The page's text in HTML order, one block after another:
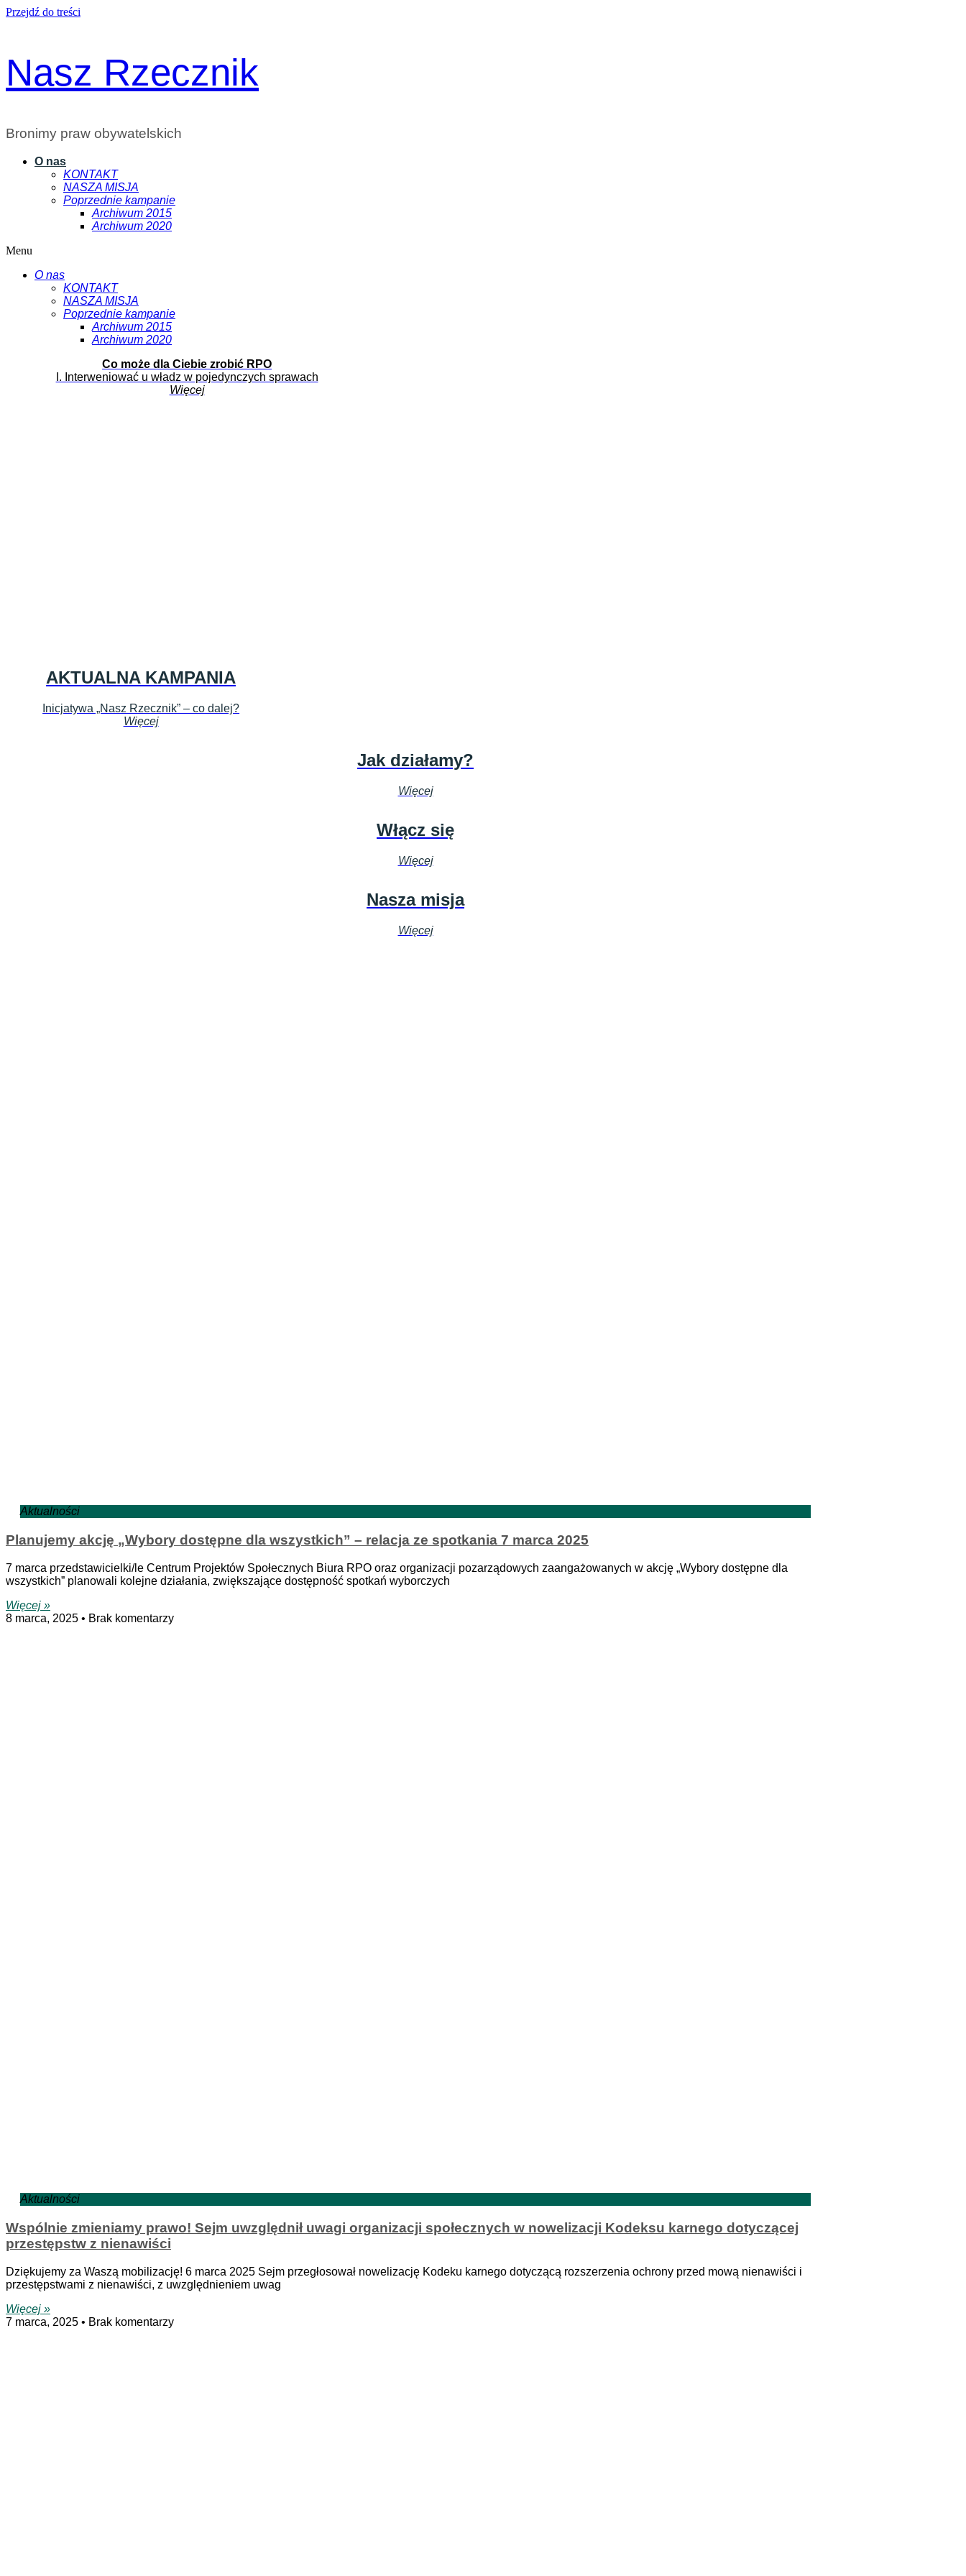
Przejdź do treści
Nasz Rzecznik
Bronimy praw obywatelskich
O nas
KONTAKT
NASZA MISJA
Poprzednie kampanie
Archiwum 2015
Archiwum 2020
Menu
O nas
KONTAKT
NASZA MISJA
Poprzednie kampanie
Archiwum 2015
Archiwum 2020
Co może dla Ciebie zrobić RPO
I. Interweniować u władz w pojedynczych sprawach
Więcej
AKTUALNA KAMPANIA
Inicjatywa „Nasz Rzecznik” – co dalej?
Więcej
Jak działamy?
Więcej
Włącz się
Więcej
Nasza misja
Więcej
Aktualności
Planujemy akcję „Wybory dostępne dla wszystkich” – relacja ze spotkania 7 marca 2025
7 marca przedstawicielki/le Centrum Projektów Społecznych Biura RPO oraz organizacji pozarządowych zaangażowanych w akcję „Wybory dostępne dla
wszystkich” planowali kolejne działania, zwiększające dostępność spotkań wyborczych
Więcej »
8 marca, 2025
Brak komentarzy
Aktualności
Wspólnie zmieniamy prawo! Sejm uwzględnił uwagi organizacji społecznych w nowelizacji Kodeksu karnego dotyczącej
przestępstw z nienawiści
Dziękujemy za Waszą mobilizację! 6 marca 2025 Sejm przegłosował nowelizację Kodeku karnego dotyczącą rozszerzenia ochrony przed mową nienawiści i
przestępstwami z nienawiści, z uwzględnieniem uwag
Więcej »
7 marca, 2025
Brak komentarzy